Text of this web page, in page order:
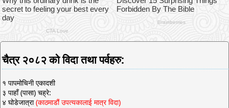
चैत्र २०८२ को विदा तथा पर्वहरु:
१ पापमोचिनी एकादशी
३ पाहाँ (पासा) चह्रे:
४ घोडेजात्रा(काठमाडौं उपत्यकालाई मात्र विदा)